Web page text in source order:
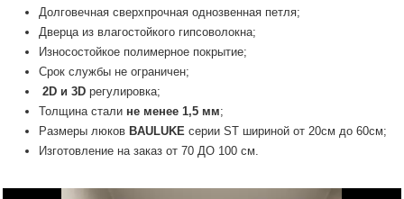
Долговечная сверхпрочная однозвенная петля;
Дверца из влагостойкого гипсоволокна;
Износостойкое полимерное покрытие;
Срок службы не ограничен;
2D и 3D регулировка;
Толщина стали не менее 1,5 мм;
Размеры люков BAULUKE серии SТ шириной от 20см до 60см;
Изготовление на заказ от 70 ДО 100 см.